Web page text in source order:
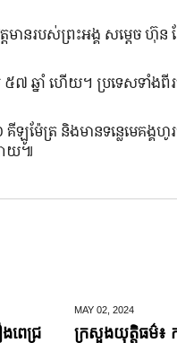
ានរបស់ព្រះអង្គ សម្តេច ហ៊ុន
៧ ឆ្នាំ ហើយ។ ប្រទេសទាំងពីរ
ម៉ែត្រ និងមានទន្លេមេគង្គហូ
ាយ៕
ពេជ្រ
MAY 02, 2024
ក្រសួងយុត្តិធម៌៖ ក